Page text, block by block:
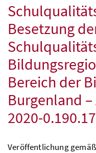
Besetzung
Bereich der
Burgenland
2020-
Veröffentlichung